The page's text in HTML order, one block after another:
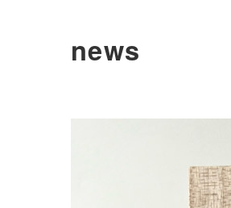
news